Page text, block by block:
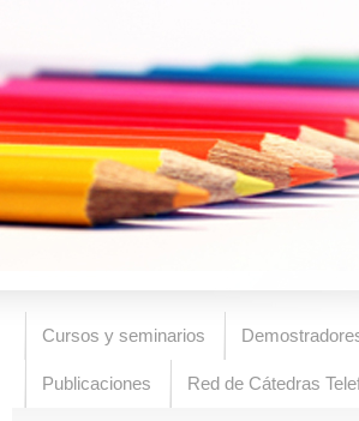
Cursos y seminarios
Publicaciones Red de Cátedras